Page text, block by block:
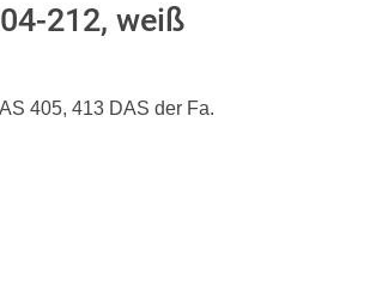
212, weiß
405, 413 DAS der Fa.